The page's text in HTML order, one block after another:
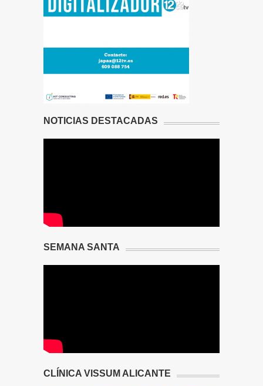
NOTICIAS DESTACADAS
SEMANA SANTA
CLÍNICA VISSUM ALICANTE